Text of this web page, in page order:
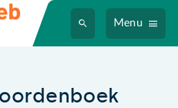
Menu